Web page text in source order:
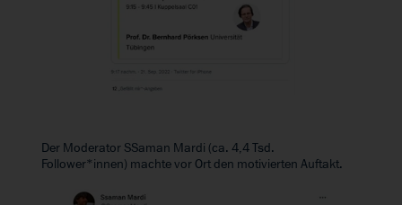
Der Moderator SSaman Mardi (ca. 4,4 Tsd.
Follower*innen) machte vor Ort den motivierten Auftakt.